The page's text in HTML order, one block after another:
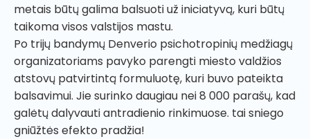
metais būtų galima balsuoti už iniciatyvą, kuri būtų
taikoma visos valstijos mastu.
Po trijų bandymų Denverio psichotropinių medžiagų
organizatoriams pavyko parengti miesto valdžios
atstovų patvirtintą formuluotę, kuri buvo pateikta
balsavimui. Jie surinko daugiau nei 8 000 parašų, kad
galėtų dalyvauti antradienio rinkimuose. tai sniego
gniūžtės efekto pradžia!